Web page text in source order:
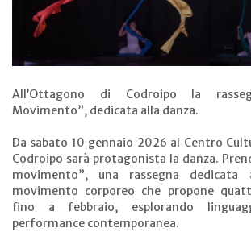
All’Ottagono di Codroipo la
Movimento”, dedicata alla danza.
Da sabato 10 gennaio 2026 al Centro
Codroipo sarà protagonista la danza.
movimento”, una rassegna
movimento corporeo che propone
fino a febbraio, esplorando
performance contemporanea.